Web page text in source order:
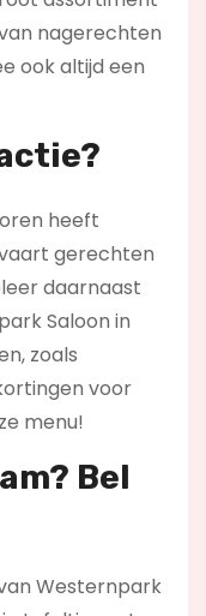
nagerechten
ook altijd een
heeft
gerechten
daarnaast
Saloon in
zoals
voor
menu!
Bel
Westernpark